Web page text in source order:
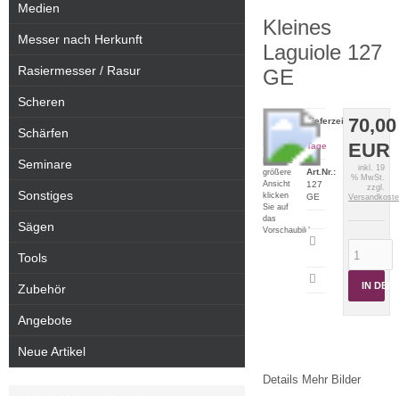
Kleines
Laguiole 127
GE
Für eine
größere
Ansicht
klicken
Sie auf
das
Vorschaubild
70,00
EUR
inkl. 19
% MwSt.
zzgl.
IN DEN
Lieferzeit:
2-5
Tage
Art.Nr.:
127
GE
Artikeldatenblatt
drucken
Details Mehr Bilder
Medien
Messer nach Herkunft
Rasiermesser / Rasur
Scheren
Schärfen
Seminare
Sonstiges
Sägen
Tools
Zubehör
Angebote
Neue Artikel